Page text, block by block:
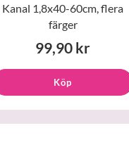
Kanal 1,8x40-60cm, flera
färger
99,90 kr
Köp